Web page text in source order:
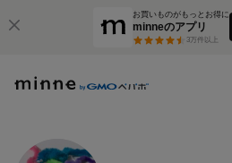
お買いものがもっとお得に
minneのアプリ
3万件以上